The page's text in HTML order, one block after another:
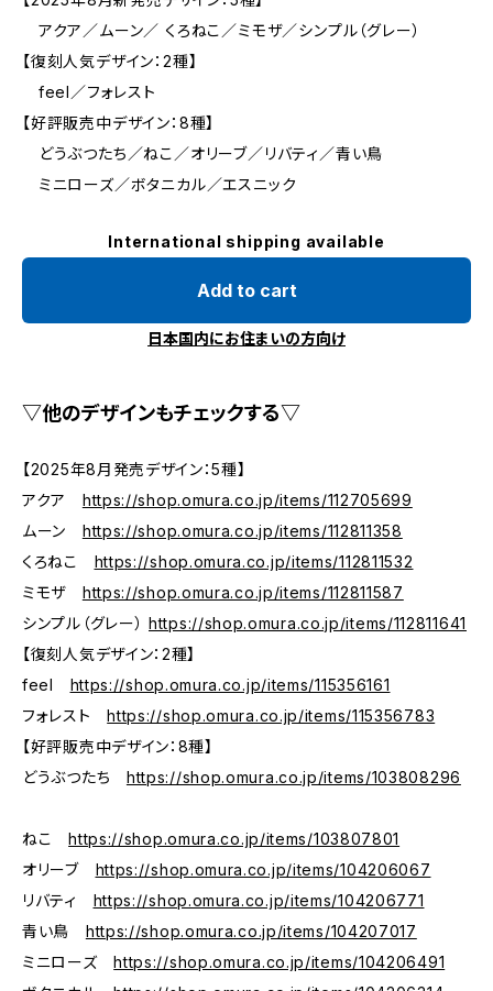
アクア／ムーン／ くろねこ／ミモザ／シンプル（グレー）
【復刻人気デザイン：2種】
feel／フォレスト
【好評販売中デザイン：8種】
どうぶつたち／ねこ／オリーブ／リバティ／青い鳥
ミニローズ／ボタニカル／エスニック
International shipping available
Add to cart
日本国内にお住まいの方向け
▽他のデザインもチェックする▽
【2025年8月発売デザイン：5種】
アクア https://shop.omura.co.jp/items/112705699
ムーン https://shop.omura.co.jp/items/112811358
くろねこ https://shop.omura.co.jp/items/112811532
ミモザ https://shop.omura.co.jp/items/112811587
シンプル（グレー） https://shop.omura.co.jp/items/112811641
【復刻人気デザイン：2種】
feel https://shop.omura.co.jp/items/115356161
フォレストhttps://shop.omura.co.jp/items/115356783
【好評販売中デザイン：8種】
どうぶつたち https://shop.omura.co.jp/items/103808296
ねこhttps://shop.omura.co.jp/items/103807801
オリーブ https://shop.omura.co.jp/items/104206067
リバティ https://shop.omura.co.jp/items/104206771
青い鳥 https://shop.omura.co.jp/items/104207017
ミニローズhttps://shop.omura.co.jp/items/104206491